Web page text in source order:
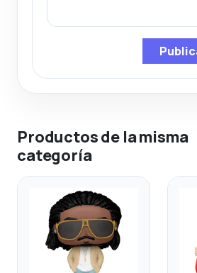
Productos de la misma
categoría